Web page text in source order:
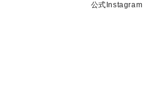
公式Instagram